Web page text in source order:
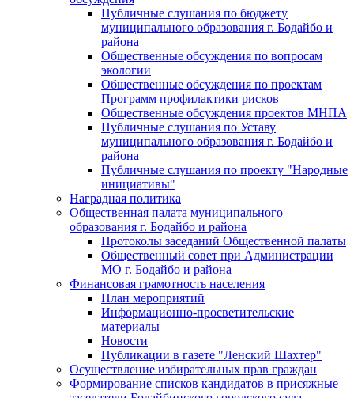
Публичные слушания по бюджету
муниципального образования г. Бодайбо и
района
Общественные обсуждения по вопросам
экологии
Общественные обсуждения по проектам
Программ профилактики рисков
Общественные обсуждения проектов МНПА
Публичные слушания по Уставу
муниципального образования г. Бодайбо и
района
Публичные слушания по проекту "Народные
инициативы"
Наградная политика
Общественная палата муниципального
образования г. Бодайбо и района
Протоколы заседаний Общественной палаты
Общественный совет при Администрации
МО г. Бодайбо и района
Финансовая грамотность населения
План мероприятий
Информационно-просветительские
материалы
Новости
Публикации в газете "Ленский Шахтер"
Осуществление избирательных прав граждан
Формирование списков кандидатов в присяжные